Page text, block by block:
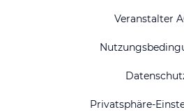
Veranstalter
Privatsphäre-